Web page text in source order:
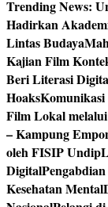
Trending News:
Hadirkan
Lintas Budaya
Kajian Film
Beri Literasi
Hoaks
Film Lokal
– Kampung
oleh FISIP Undip
Digital
Kesehatan Mental